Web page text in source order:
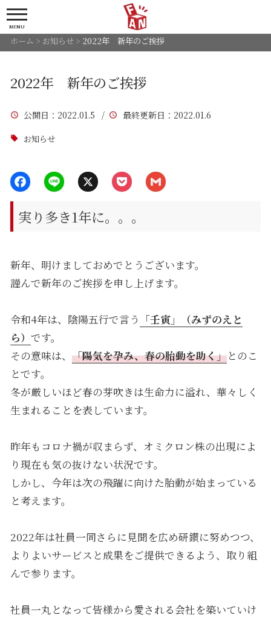
MENU
ホーム > お知らせ> 2022年 新年のご挨拶
2022年 新年のご挨拶
公開日 ：2022.01.5 / 最終更新日 ：2022.01.6
お知らせ
実り多き1年に。。。
新年、明けましておめでとうございます。
謹んで新年のご挨拶を申し上げます。
令和4年は、陰陽五行で言う
「壬寅」（みずのえと
ら） です。
その意味は、 「陽気を孕み、春の胎動を助く」とのこ
とです。
冬が厳しいほど春の芽吹きは生命力に溢れ、華々しく
生まれることを表しています。
昨年もコロナ禍が収まらず、オミクロン株の出現によ
り現在も気の抜けない状況です。
しかし、今年は次の飛躍に向けた胎動が始まっている
と考えます。
2022年は社員一同さらに見聞を広め研鑚に努めつつ、
よりよいサービスと成果をご提供できるよう、取り組
んで参ります。
社員一丸となって皆様から愛される会社を築いていけ